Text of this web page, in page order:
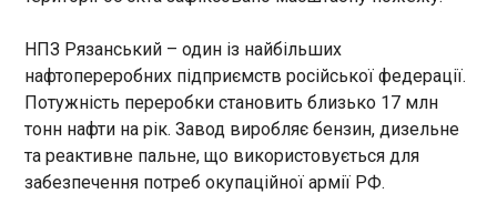
В МЗС призначили відповідального за
взаємодію з опозицією Білорусі
14:51:27
Міністр закордонних справ Андрій Сибіга
призначив директора Програми російських і
білоруських студій Ради зовнішньої політики
НПЗ Рязанський – один із найбільших
нафтопереробних підприємств російської федерації.
Потужність переробки становить близько 17 млн
тонн нафти на рік. Завод виробляє бензин, дизельне
та реактивне пальне, що використовується для
забезпечення потреб окупаційної армії РФ.